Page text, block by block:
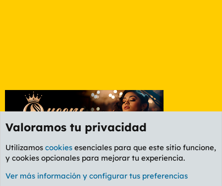
Etiquetas
Cookies
PL OLDSTYLE AMARILLO
Valoramos tu privacidad
Utilizamos cookies esenciales para que este sitio funcione,
y cookies opcionales para mejorar tu experiencia.
Ver más información y configurar tus preferencias